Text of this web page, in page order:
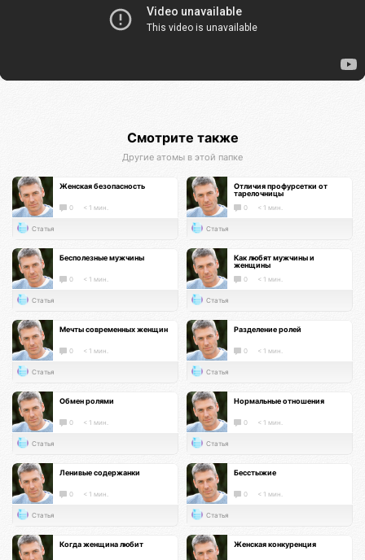
Смотрите также
Другие атомы в этой папке
Женская безопасность
0 < 1 мин.
Статья
Отличия профурсетки от
тарелочницы
0 < 1 мин.
Статья
Бесполезные мужчины
0 < 1 мин.
Статья
Как любят мужчины и
женщины
0 < 1 мин.
Статья
Мечты современных женщин
0 < 1 мин.
Статья
Разделение ролей
0 < 1 мин.
Статья
Обмен ролями
0 < 1 мин.
Статья
Нормальные отношения
0 < 1 мин.
Статья
Ленивые содержанки
0 < 1 мин.
Статья
Бесстыжие
0 < 1 мин.
Статья
Когда женщина любит Женская конкуренция